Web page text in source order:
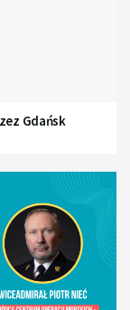
Gdańsk